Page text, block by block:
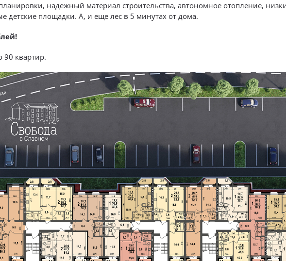
надежный материал строительства, автономное отопление,
детские площадки. А, и еще лес в 5 минутах от дома.
90 квартир.